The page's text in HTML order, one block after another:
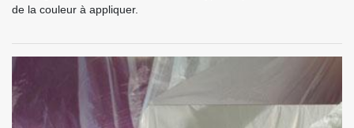
de la couleur à appliquer.